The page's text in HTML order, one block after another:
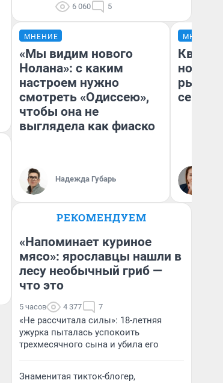
6 060 5
МНЕНИЕ
«Мы видим нового
Нолана»: с каким
настроем нужно
смотреть «Одиссею»,
чтобы она не
выглядела как фиаско
Надежда Губарь
МНЕНИЕ
но
рынок
РЕКОМЕНДУЕМ
«Напоминает куриное
мясо»: ярославцы нашли в
лесу необычный гриб —
что это
5 часов 4 377 7
«Не рассчитала силы»: 18-летняя
ужурка пыталась успокоить
трехмесячного сына и убила его
Знаменитая тикток-блогер,